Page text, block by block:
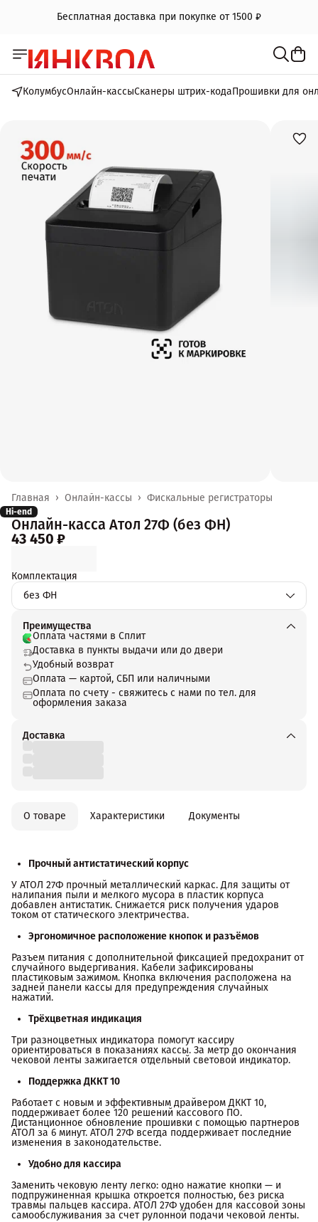
Бесплатная доставка при покупке от 1500 ₽
КолумбусОнлайн-кассыСканеры штрих-кодаПрошивки для
Фискальные регистраторы
Онлайн-кассы ›
Главная ›
Hi-end
Онлайн-касса Атол 27Ф (без ФН)
43 450 ₽
Комплектация
без ФН
Преимущества
Оплата частями в Сплит
Доставка в пункты выдачи или до двери
Удобный возврат
Оплата — картой, СБП или наличными
Оплата по счету - свяжитесь с нами по тел. для
оформления заказа
Доставка
О товаре Характеристики Документы
Прочный антистатический корпус
У АТОЛ 27Ф прочный металлический каркас. Для защиты от
налипания пыли и мелкого мусора в пластик корпуса
добавлен антистатик. Снижается риск получения ударов
током от статического электричества.
Эргономичное расположение кнопок и разъёмов
Разъем питания с дополнительной фиксацией предохранит от
случайного выдергивания. Кабели зафиксированы
пластиковым зажимом. Кнопка включения расположена на
задней панели кассы для предупреждения случайных
нажатий.
Трёхцветная индикация
Три разноцветных индикатора помогут кассиру
ориентироваться в показаниях кассы. За метр до окончания
чековой ленты зажигается отдельный световой индикатор.
Поддержка ДККТ 10
Работает с новым и эффективным драйвером ДККТ 10,
поддерживает более 120 решений кассового ПО.
Дистанционное обновление прошивки с помощью партнеров
АТОЛ за 6 минут. АТОЛ 27Ф всегда поддерживает последние
изменения в законодательстве.
Удобно для кассира
Заменить чековую ленту легко: одно нажатие кнопки — и
подпружиненная крышка откроется полностью, без риска
травмы пальцев кассира. АТОЛ 27Ф удобен для кассовой зоны
самообслуживания за счет рулонной подачи чековой ленты.